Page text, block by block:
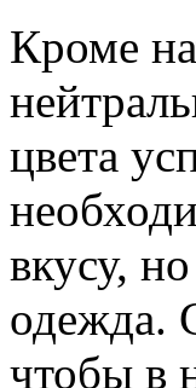
Кроме
цвета
вкусу,
одежда.
чтобы в